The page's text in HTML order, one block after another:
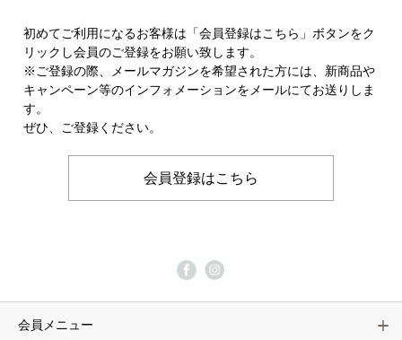
初めてご利用になるお客様は「会員登録はこちら」ボタンをク
リックし会員のご登録をお願い致します。
※ご登録の際、メールマガジンを希望された方には、新商品や
キャンペーン等のインフォメーションをメールにてお送りしま
す。
ぜひ、ご登録ください。
会員登録はこちら
会員メニュー